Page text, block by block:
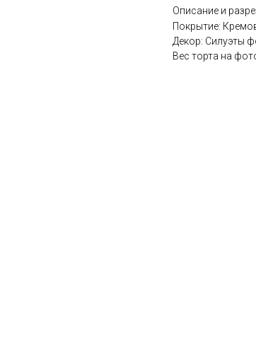
Описание и
Покрытие:
Декор: Силуэты
Вес торта на